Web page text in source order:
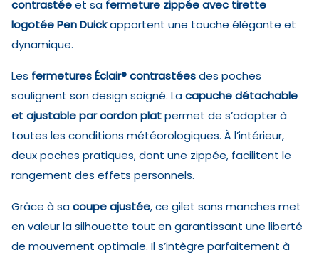
contrastéeet sa fermeture zippée avec tirette
logotée Pen Duickapportent une touche élégante et
dynamique.
Les fermetures Éclair® contrastéesdes poches
soulignent son design soigné. Lacapuche détachable
et ajustable par cordon platpermet de s’adapter à
toutes les conditions météorologiques. À l’intérieur,
deux poches pratiques, dont une zippée, facilitent le
rangement des effets personnels.
Grâce à sacoupe ajustée, ce gilet sans manches met
en valeur la silhouette tout en garantissant une liberté
de mouvement optimale. Il s’intègre parfaitement à